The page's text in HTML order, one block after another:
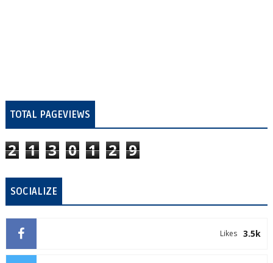
TOTAL PAGEVIEWS
2 1 3 0 1 2 9
SOCIALIZE
3.5k
Likes